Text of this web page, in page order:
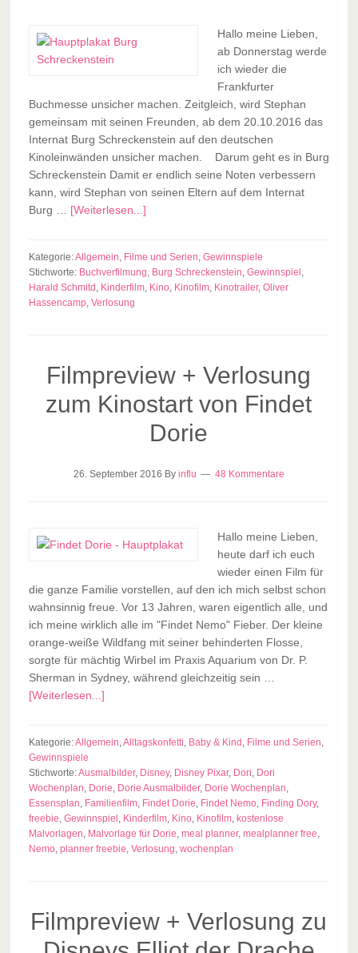
Hallo meine Lieben,
ab Donnerstag werde
ich wieder die
Frankfurter
Buchmesse unsicher machen. Zeitgleich, wird Stephan
gemeinsam mit seinen Freunden, ab dem 20.10.2016 das
Internat Burg Schreckenstein auf den deutschen
Kinoleinwänden unsicher machen. Darum geht es in Burg
Schreckenstein Damit er endlich seine Noten verbessern
kann, wird Stephan von seinen Eltern auf dem Internat
Burg … [Weiterlesen...]
Kategorie:Allgemein, Filme und Serien, Gewinnspiele
Stichworte: Buchverfilmung, Burg Schreckenstein, Gewinnspiel ,
Harald Schmitd , Kinderfilm, Kino, Kinofilm, Kinotrailer, Oliver
Hassencamp, Verlosung
Filmpreview + Verlosung
zum Kinostart von Findet
Dorie
26. September 2016 By influ 48 Kommentare
Hallo meine Lieben,
heute darf ich euch
wieder einen Film für
die ganze Familie vorstellen, auf den ich mich selbst schon
wahnsinnig freue. Vor 13 Jahren, waren eigentlich alle, und
ich meine wirklich alle im "Findet Nemo" Fieber. Der kleine
orange-weiße Wildfang mit seiner behinderten Flosse,
sorgte für mächtig Wirbel im Praxis Aquarium von Dr. P.
Sherman in Sydney, während gleichzeitig sein …
[Weiterlesen...]
Kategorie:Allgemein,Alltagskonfetti, Baby & Kind , Filme und Serien,
Gewinnspiele
Stichworte:Ausmalbilder, Disney, Disney Pixar, Dori, Dori
Wochenplan, Dorie, Dorie Ausmalbilder, Dorie Wochenplan,
Essensplan, Familienfilm, Findet Dorie, Findet Nemo, Finding Dory,
freebie, Gewinnspiel , Kinderfilm, Kino, Kinofilm, kostenlose
Malvorlagen, Malvorlage für Dorie, meal planner, mealplanner free,
Nemo, planner freebie, Verlosung, wochenplan
Filmpreview + Verlosung zu